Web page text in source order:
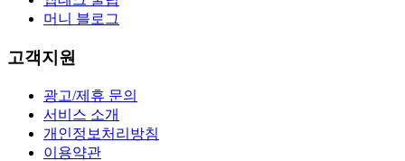
머니 블로그
고객지원
광고/제휴 문의
서비스 소개
개인정보처리방침
이용약관